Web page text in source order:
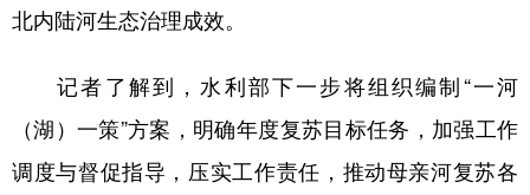
English Español
北内陆河生态治理成效。
记者了解到，水利部下一步将组织编制“一河
（湖）一策”方案，明确年度复苏目标任务，加强工作
调度与督促指导，压实工作责任，推动母亲河复苏各